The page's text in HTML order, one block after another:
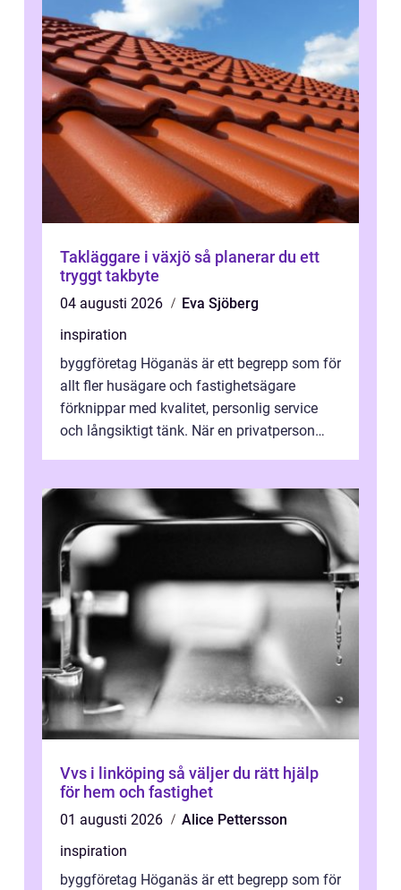
Takläggare i växjö så planerar du ett
tryggt takbyte
04 augusti 2026
Eva Sjöberg
inspiration
byggföretag Höganäs är ett begrepp som för
allt fler husägare och fastighetsägare
förknippar med kvalitet, personlig service
och långsiktigt tänk. När en privatperson
Vvs i linköping så väljer du rätt hjälp
för hem och fastighet
01 augusti 2026
Alice Pettersson
inspiration
byggföretag Höganäs är ett begrepp som för